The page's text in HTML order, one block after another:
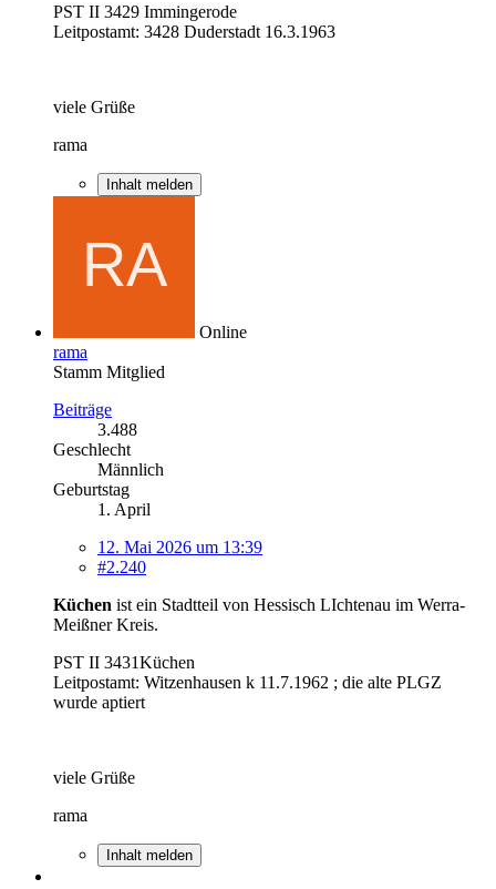
PST II 3429 Immingerode
Leitpostamt: 3428 Duderstadt 16.3.1963
viele Grüße
rama
Inhalt melden
Online
rama
Stamm Mitglied
Beiträge
3.488
Geschlecht
Männlich
Geburtstag
1. April
12. Mai 2026 um 13:39
#2.240
Küchen ist ein Stadtteil von Hessisch LIchtenau im Werra-
Meißner Kreis.
PST II 3431Küchen
Leitpostamt: Witzenhausen k 11.7.1962 ; die alte PLGZ
wurde aptiert
viele Grüße
rama
Inhalt melden